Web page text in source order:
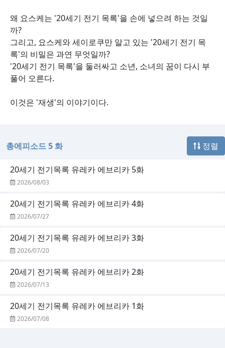
왜 요스케는 '20세기 전기 목록'을 손에 넣으려 하는 것일
까?
그리고, 요스케와 세이로쿠만 알고 있는 '20세기 전기 목
록'의 비밀은 과연 무엇일까?
'20세기 전기 목록'을 둘러싸고 소년, 소녀의 꿈이 다시 부
풀어 오른다.
이것은 '재생'의 이야기이다.
총에피소드 5 화 정렬
20세기 전기목록 유레카 에브리카 5화
2026/08/03
20세기 전기목록 유레카 에브리카 4화
2026/07/27
20세기 전기목록 유레카 에브리카 3화
2026/07/20
20세기 전기목록 유레카 에브리카 2화
2026/07/13
20세기 전기목록 유레카 에브리카 1화
2026/07/08